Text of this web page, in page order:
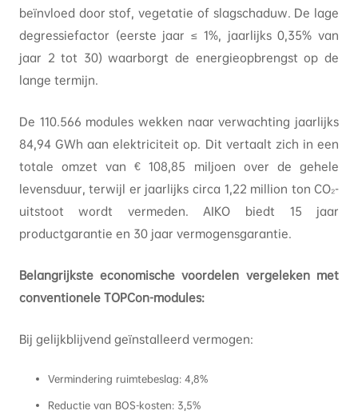
beïnvloed door stof, vegetatie of slagschaduw. De lage
degressiefactor (eerste jaar ≤ 1%, jaarlijks 0,35% van
jaar 2 tot 30) waarborgt de energieopbrengst op de
lange termijn.
De 110.566 modules wekken naar verwachting jaarlijks
84,94 GWh aan elektriciteit op. Dit vertaalt zich in een
totale omzet van € 108,85 miljoen over de gehele
levensduur, terwijl er jaarlijks circa 1,22 million ton CO₂-
uitstoot wordt vermeden. AIKO biedt 15 jaar
productgarantie en 30 jaar vermogensgarantie.
Belangrijkste economische voordelen vergeleken met
conventionele TOPCon-modules:
Bij gelijkblijvend geïnstalleerd vermogen:
Vermindering ruimtebeslag: 4,8%
Reductie van BOS-kosten: 3,5%